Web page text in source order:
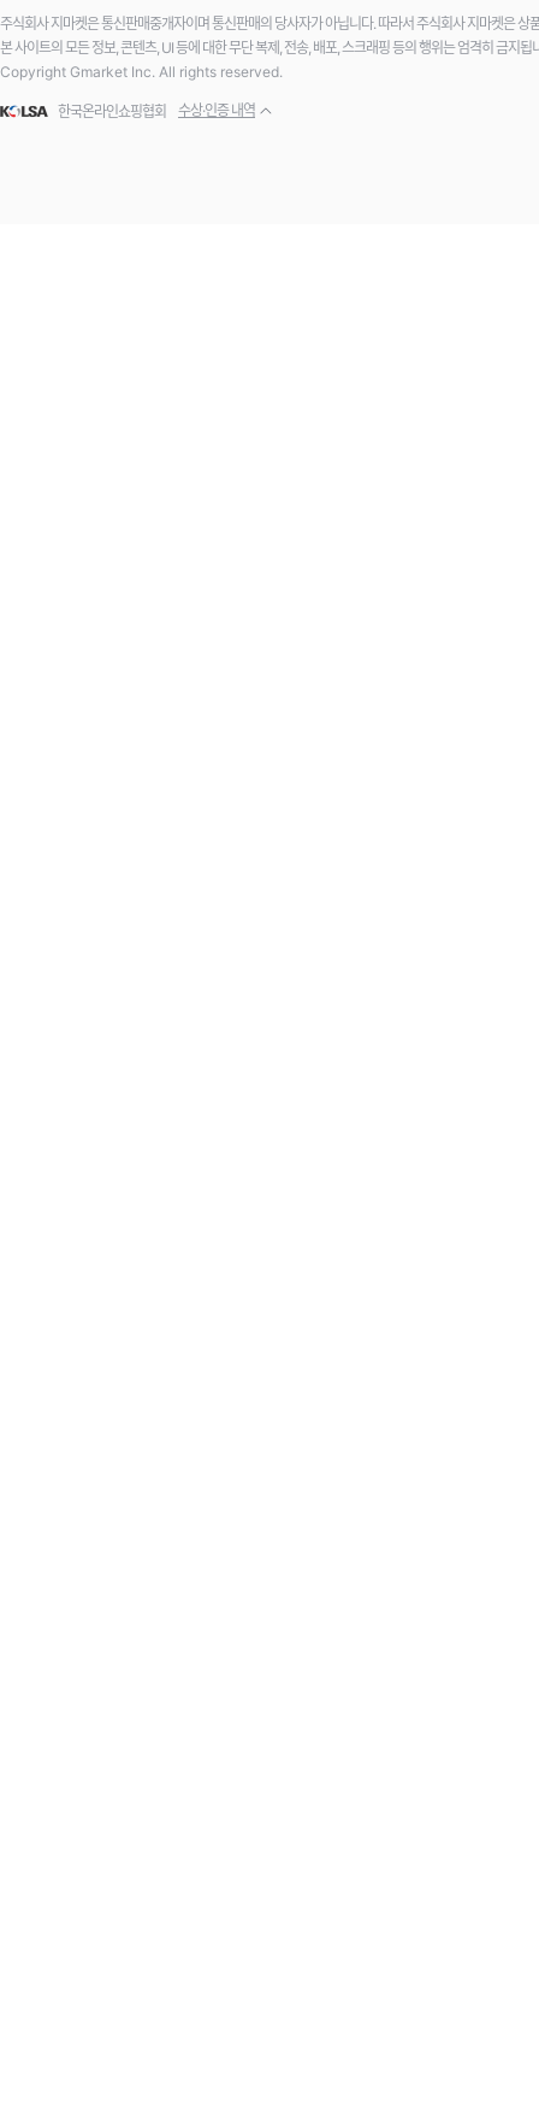
주식회사 지마켓은 통신판매중개자이며 통신판매의 당사자가 아닙니다. 따라서 주식회사 지마켓은 상
본 사이트의 모든 정보, 콘텐츠, UI 등에 대한 무단 복제, 전송, 배포, 스크래핑 등의 행위는 엄격히 금지됩
Copyright Gmarket Inc. All rights reserved.
한국온라인쇼핑협회 수상·인증 내역